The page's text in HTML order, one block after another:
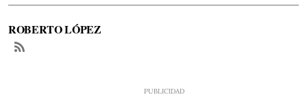
ROBERTO LÓPEZ